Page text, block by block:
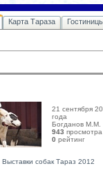
Карта Тараза
21 сентября
года
Богданов М.М.
943 просмотра
0 рейтинг
Выставки собак Тараз 2012